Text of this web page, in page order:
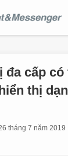
đa cấp
thị
tháng 7 năm 2019